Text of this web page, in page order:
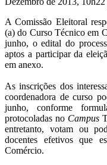
A Comissão Eleitoral
(a) do Curso Técnico em
junho, o edital do
aptos a participar da
em anexo.
As inscrições dos
coordenadora de curso
junho, conforme
protocoladas no Campus
entretanto, votam ou
docentes efetivos que
Comércio.